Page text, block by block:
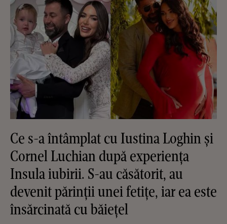
Ce s-a întâmplat cu Iustina Loghin și
Cornel Luchian după experiența
Insula iubirii. S-au căsătorit, au
devenit părinții unei fetițe, iar ea este
însărcinată cu băiețel